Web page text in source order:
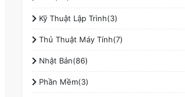
Kỹ Thuật Lập Trình(3)
Thủ Thuật Máy Tính(7)
Nhật Bản(86)
Phần Mềm(3)